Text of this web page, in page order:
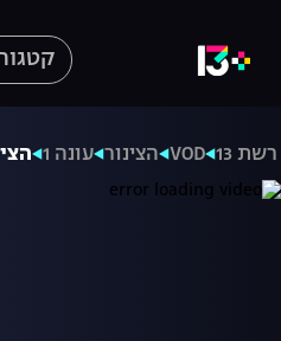
רשת 13 VOD הצינור עונה 1 הצינור